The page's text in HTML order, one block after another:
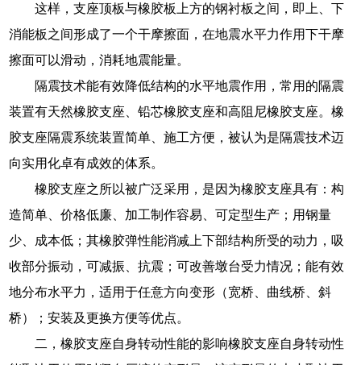
这样，支座顶板与橡胶板上方的钢衬板之间，即上、下
消能板之间形成了一个干摩擦面，在地震水平力作用下干摩
擦面可以滑动，消耗地震能量。
隔震技术能有效降低结构的水平地震作用，常用的隔震
装置有天然橡胶支座、铅芯橡胶支座和高阻尼橡胶支座。橡
胶支座隔震系统装置简单、施工方便，被认为是隔震技术迈
向实用化卓有成效的体系。
橡胶支座之所以被广泛采用，是因为橡胶支座具有：构
造简单、价格低廉、加工制作容易、可定型生产；用钢量
少、成本低；其橡胶弹性能消减上下部结构所受的动力，吸
收部分振动，可减振、抗震；可改善墩台受力情况；能有效
地分布水平力，适用于任意方向变形（宽桥、曲线桥、斜
桥）；安装及更换方便等优点。
二，橡胶支座自身转动性能的影响橡胶支座自身转动性